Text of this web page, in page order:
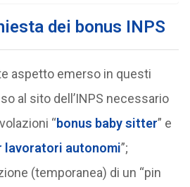
dei bonus INPS
aspetto emerso in questi
al sito dell’INPS necessario
“bonus baby sitter” e
lavoratori autonomi”;
(temporanea) di un “pin